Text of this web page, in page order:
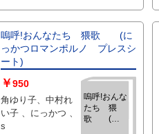
嗚呼!おんなたち 猥歌 (に
っかつロマンポルノ プレスシ
ート)
嗚呼!おんな
たち 猥
歌 (に
￥950
角ゆり子、中村れ
い子 、にっかつ 、
s